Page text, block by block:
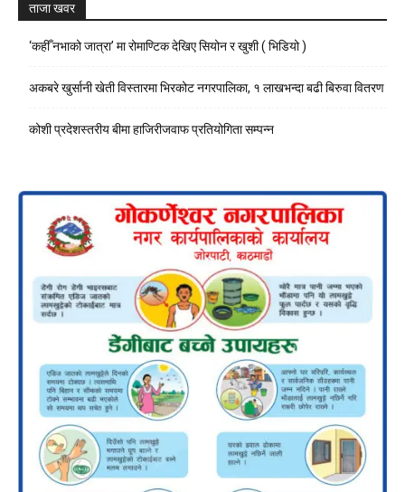
ताजा खवर
‘कहीँ नभाको जात्रा’ मा रोमाण्टिक देखिए सियोन र खुशी ( भिडियो )
अकबरे खुर्सानी खेती विस्तारमा भिरकोट नगरपालिका, १ लाखभन्दा बढी बिरुवा वितरण
कोशी प्रदेशस्तरीय बीमा हाजिरीजवाफ प्रतियोगिता सम्पन्न